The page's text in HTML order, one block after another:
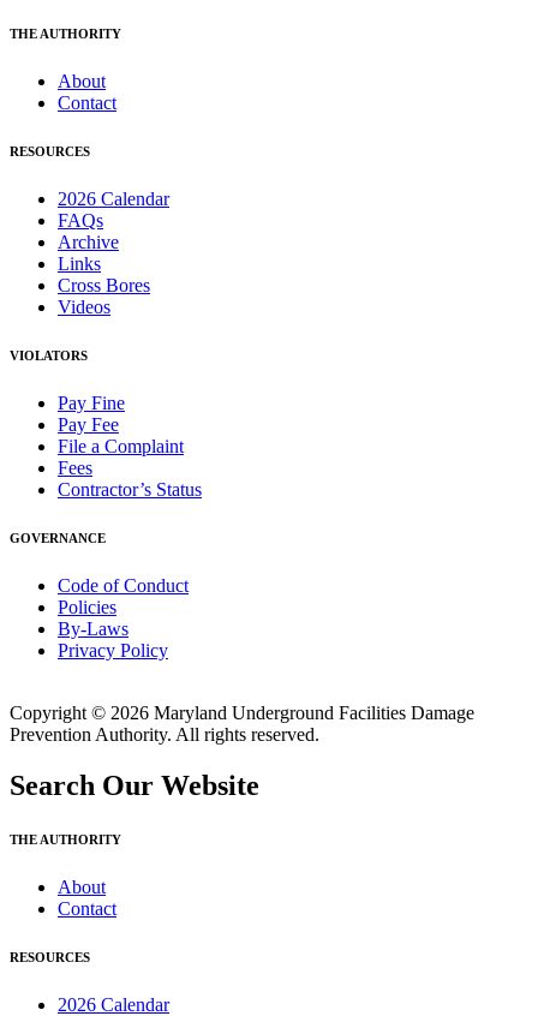
THE AUTHORITY
About
Contact
RESOURCES
2026 Calendar
FAQs
Archive
Links
Cross Bores
Videos
VIOLATORS
Pay Fine
Pay Fee
File a Complaint
Fees
Contractor’s Status
GOVERNANCE
Code of Conduct
Policies
By-Laws
Privacy Policy
Copyright © 2026 Maryland Underground Facilities Damage
Prevention Authority. All rights reserved.
Search Our Website
THE AUTHORITY
About
Contact
RESOURCES
2026 Calendar